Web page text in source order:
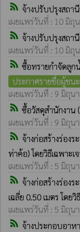
rss_feed จ้างปรับปรุงสถา
เผยแพร่วันที่ : 10 มิถุ
rss_feed จ้างปรับปรุงสถา
เผยแพร่วันที่ : 10 มิถุ
rss_feed ซื้อทรายกำจัดลูก
ประกาศรายชื่อผู้ชน
เผยแพร่วันที่ : 9 มิถุน
rss_feed ซื้อวัสดุสำนักงาน
เผยแพร่วันที่ : 9 มิถุน
rss_feed จ้างก่อสร้างร่อง
ท่าค้อ) โดยวิธีเฉพาะเ
เผยแพร่วันที่ : 5 มิถุน
rss_feed จ้างก่อสร้างร่อง
เฉลี่ย 0.50 เมตร โดยวิ
เผยแพร่วันที่ : 5 มิถุน
rss_feed จ้างประกอบอาห